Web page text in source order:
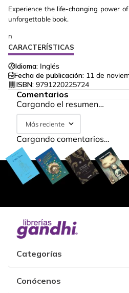
Experience the life-changing power
unforgettable book.
n
CARACTERÍSTICAS
Idioma: Inglés
Fecha de publicación: 11 de
ISBN: 9791220225724
Comentarios
Cargando el resumen…
Más reciente
Cargando comentarios…
Categorías
Conócenos